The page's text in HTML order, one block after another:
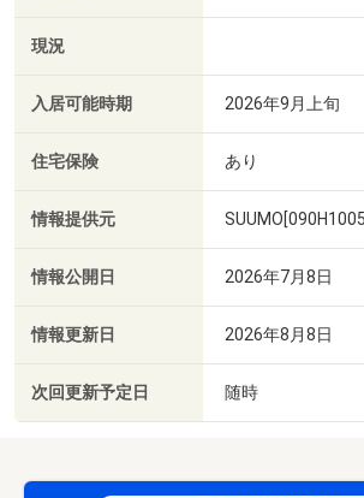
現況
入居可能時期 2026年9月上旬
住宅保険 あり
情報提供元
情報公開日 2026年7月8日
情報更新日 2026年8月8日
次回更新予定日 随時